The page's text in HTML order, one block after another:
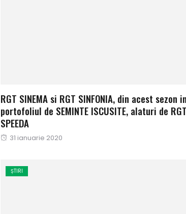
RGT SINEMA si RGT SINFONIA, din acest sezon
portofoliul de SEMINTE ISCUSITE, alaturi de
SPEEDA
Publicat
31 ianuarie 2020
ȘTIRI